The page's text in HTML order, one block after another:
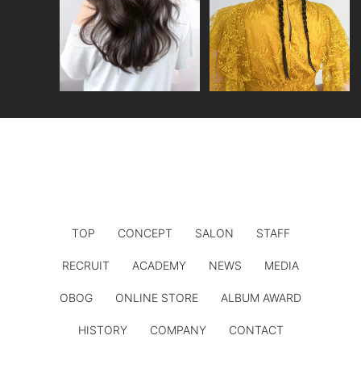
TOP CONCEPT SALON STAFF
RECRUIT ACADEMY NEWS MEDIA
OBOG ONLINE STORE ALBUM AWARD
HISTORY COMPANY CONTACT